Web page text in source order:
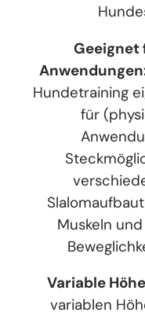
Hundetraining
für
Muskeln
Variable
variablen